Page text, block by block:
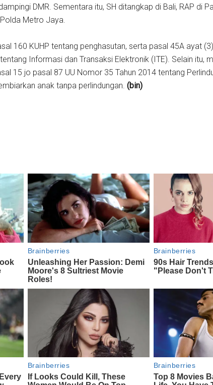
DMR. Sementara itu, SH ditangkap di Bali, RAP di
Metro Jaya.
160 KUHP tentang penghasutan, serta pasal 45A ayat
Informasi dan Transaksi Elektronik (ITE). Selain itu,
15 jo pasal 87 UU Nomor 35 Tahun 2014 tentang
anak tanpa perlindungan. (bin)